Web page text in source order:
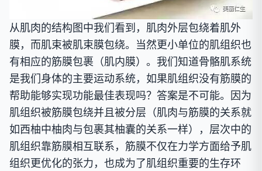
从肌肉的结构图中我们看到，肌肉外层包绕着肌外
膜，而肌束被肌束膜包绕。当然更小单位的肌组织也
有相应的筋膜包裹（肌内膜）。我们知道骨骼肌系统
是我们身体的主要运动系统，如果肌组织没有筋膜的
帮助能够实现功能最佳表现吗？ 答案是不可能。因为
肌组织被筋膜包绕并且被分层（肌肉与筋膜的关系就
如西柚中柚肉与包裹其柚囊的关系一样），层次中的
肌组织靠筋膜相互联系，筋膜不仅在力学方面给予肌
组织更优化的张力，也成为了肌组织重要的生存环